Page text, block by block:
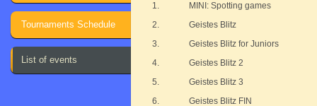
Tournaments Schedule
List of events
1.
MINI: Spotting games
2.
Geistes Blitz
3.
Geistes Blitz for Juniors
4.
Geistes Blitz 2
5.
Geistes Blitz 3
6.
Geistes Blitz FIN